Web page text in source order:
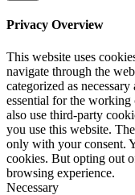
Privacy Overview
This website uses
navigate through the
categorized as
essential for the
also use third-party
you use this website.
only with your consent.
cookies. But opting out
browsing experience.
Necessary